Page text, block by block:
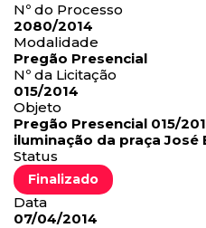
Nº do Processo
2080/2014
Modalidade
Pregão Presencial
Nº da Licitação
015/2014
Objeto
Pregão Presencial 015/
iluminação da praça José
Status
Finalizado
Data
07/04/2014